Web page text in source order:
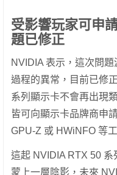
受影響玩家可申
題已修正
NVIDIA 表示，這次問
過程的異常，目前已修
系列顯示卡不會再出現
皆可向顯示卡品牌商申
GPU-Z 或 HWiNFO 等
這起 NVIDIA RTX 50
蒙上一層陰影，未來